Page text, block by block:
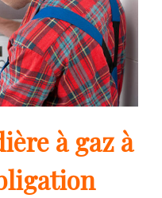
à gaz à